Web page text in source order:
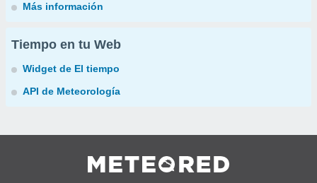
Más información
Tiempo en tu Web
Widget de El tiempo
API de Meteorología